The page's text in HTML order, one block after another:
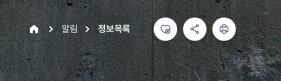
알림 정보목록